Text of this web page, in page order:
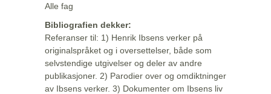
Alle fag
Bibliografien dekker:
Referanser til: 1) Henrik Ibsens verker på
originalspråket og i oversettelser, både som
selvstendige utgivelser og deler av andre
publikasjoner. 2) Parodier over og omdiktninger
av Ibsens verker. 3) Dokumenter om Ibsens liv